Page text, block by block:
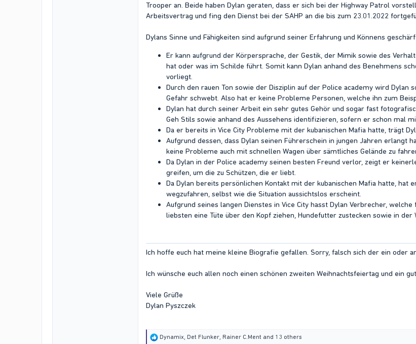
Trooper an. Beide haben Dylan geraten, dass er sich bei der Highway Patrol
Arbeitsvertrag und fing den Dienst bei der SAHP an die bis zum 23.01.2022
Dylans Sinne und Fähigkeiten sind aufgrund seiner Erfahrung und Könnens
Er kann aufgrund der Körpersprache, der Gestik, der Mimik sowie des
hat oder was im Schilde führt. Somit kann Dylan anhand des Benehmens
vorliegt.
Durch den rauen Ton sowie der Disziplin auf der Police academy wird
Gefahr schwebt. Also hat er keine Probleme Personen, welche ihn zum
Dylan hat durch seiner Arbeit ein sehr gutes Gehör und sogar fast
Geh Stils sowie anhand des Aussehens identifizieren, sofern er schon mal
Da er bereits in Vice City Probleme mit der kubanischen Mafia hatte, trägt
Aufgrund dessen, dass Dylan seinen Führerschein in jungen Jahren erlangt
keine Probleme auch mit schnellen Wagen über sämtliches Gelände zu
Da Dylan in der Police academy seinen besten Freund verlor, zeigt er
greifen, um die zu Schützen, die er liebt.
Da Dylan bereits persönlichen Kontakt mit der kubanischen Mafia hatte,
wegzufahren, selbst wie die Situation aussichtslos erscheint.
Aufgrund seines langen Dienstes in Vice City hasst Dylan Verbrecher,
liebsten eine Tüte über den Kopf ziehen, Hundefutter zustecken sowie in der
Ich hoffe euch hat meine kleine Biografie gefallen. Sorry, falsch sich der ein oder
Ich wünsche euch allen noch einen schönen zweiten Weihnachtsfeiertag und ein
Viele Grüße
Dylan Pyszczek
R
Dynamix Det Flunker Rainer C.Ment and 13 others